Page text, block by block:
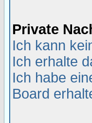
Private
Ich kann
Ich erhalte
Ich habe
Board